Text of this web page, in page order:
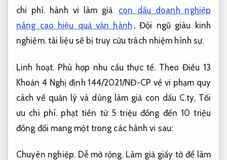
chi phí. hành vi làm giả
con dấu doanh nghiệp
nâng cao hiệu quả vận hành ,Đội ngũ giàu kinh
nghiệm.tài liệu sẽ bị truy cứu trách nhiệm hình sự.
Linh hoạt. Phù hợp nhu cầu thực tế. Theo Điều 13
Khoản 4 Nghị định 144/2021/NĐ-CP về vi phạm quy
cách về quản lý và dùng làm giả con dấu C.ty, Tối
ưu chi phí. phạt tiền từ 5 triệu đồng đến 10 triệu
đồng đối mang một trong các hành vi sau:
Chuyên nghiệp. Dễ mở rộng.Làm giả giấy tờ để làm